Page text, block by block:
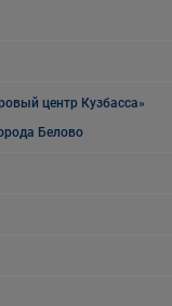
центр Кузбасса»
Белово